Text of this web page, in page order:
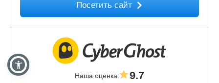
Посетить сайт
Наша оценка: 9.7